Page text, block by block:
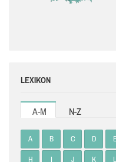
LEXIKON
A-M N-Z
A B C D
H I J K L